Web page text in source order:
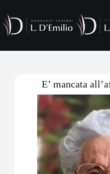
E’ mancata